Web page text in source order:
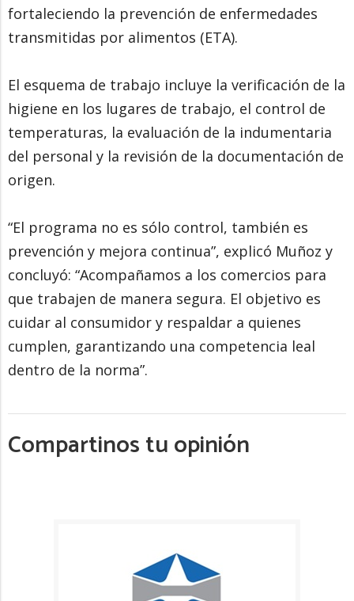
fortaleciendo la prevención de enfermedades
transmitidas por alimentos (ETA).
El esquema de trabajo incluye la verificación de la
higiene en los lugares de trabajo, el control de
temperaturas, la evaluación de la indumentaria
del personal y la revisión de la documentación de
origen.
“El programa no es sólo control, también es
prevención y mejora continua”, explicó Muñoz y
concluyó: “Acompañamos a los comercios para
que trabajen de manera segura. El objetivo es
cuidar al consumidor y respaldar a quienes
cumplen, garantizando una competencia leal
dentro de la norma”.
Compartinos tu opinión